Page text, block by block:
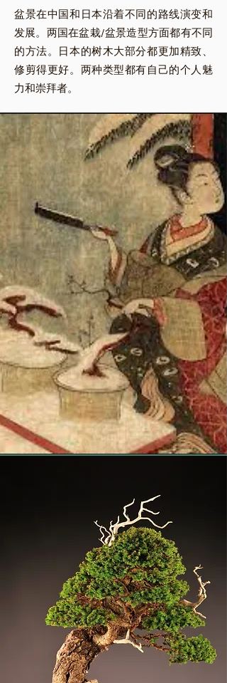
盆景在中国和日本沿着不同的路线演变和
发展。两国在盆栽/盆景造型方面都有不同
的方法。日本的树木大部分都更加精致、
修剪得更好。两种类型都有自己的个人魅
力和崇拜者。